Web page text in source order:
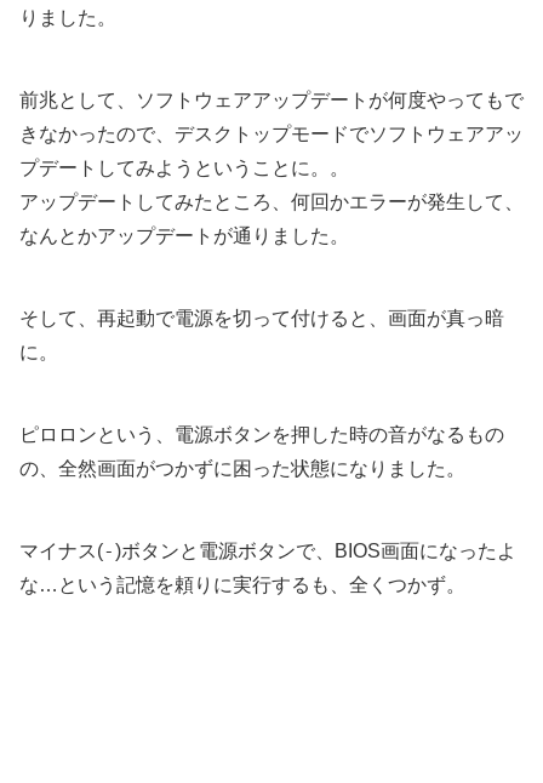
りました。
前兆として、ソフトウェアアップデートが何度やってもで
きなかったので、デスクトップモードでソフトウェアアッ
プデートしてみようということに。。
アップデートしてみたところ、何回かエラーが発生して、
なんとかアップデートが通りました。
そして、再起動で電源を切って付けると、画面が真っ暗
に。
ピロロンという、電源ボタンを押した時の音がなるもの
の、全然画面がつかずに困った状態になりました。
マイナス(-)ボタンと電源ボタンで、BIOS画面になったよ
な…という記憶を頼りに実行するも、全くつかず。